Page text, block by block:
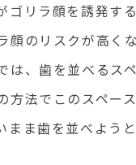
リラ顔を誘発す
のリスクが高く
、歯を並べるス
法でこのスペー
ま歯を並べよう